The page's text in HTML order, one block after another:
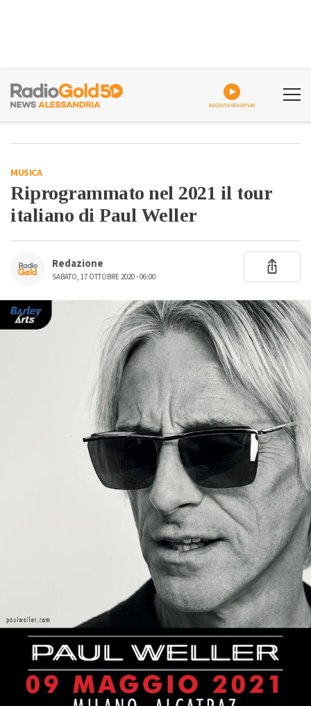
ASCOLTA GOLDPLAY
MUSICA
Riprogrammato nel 2021 il tour
italiano di Paul Weller
Redazione
SABATO, 17 OTTOBRE 2020 - 06:00